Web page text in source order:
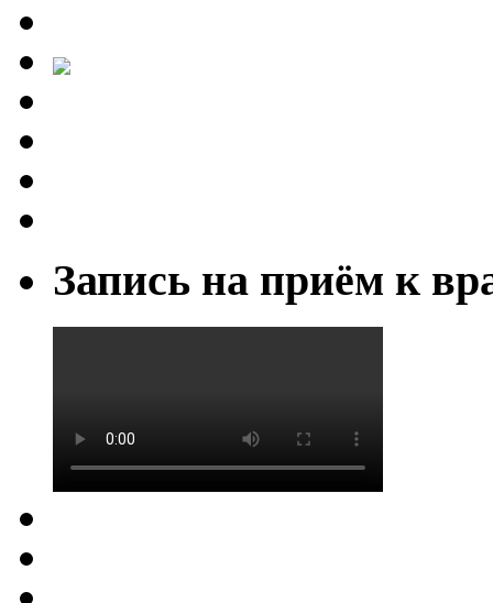
Запись на приём к